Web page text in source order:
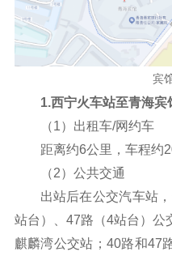
宾
1.西宁火车站至青海宾
（1）出租车/网约车
距离约6公里，车程约
（2）公共交通
出站后在公交汽车站
站台）、47路（4站台）公
麒麟湾公交站；40路和47